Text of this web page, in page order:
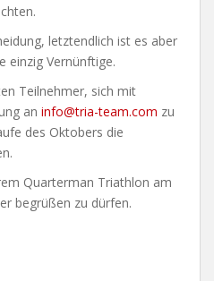
letztendlich ist es aber
einzig Vernünftige.
Teilnehmer, sich mit
an info@tria-team.com zu
des Oktobers die
Quarterman Triathlon am
begrüßen zu dürfen.